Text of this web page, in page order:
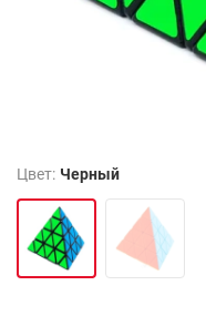
Цвет: Черный